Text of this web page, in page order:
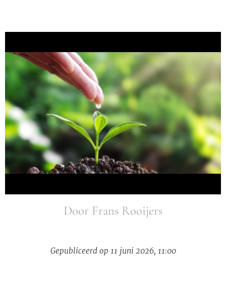
Door Frans Rooijers
Gepubliceerd op 11 juni 2026, 11:00